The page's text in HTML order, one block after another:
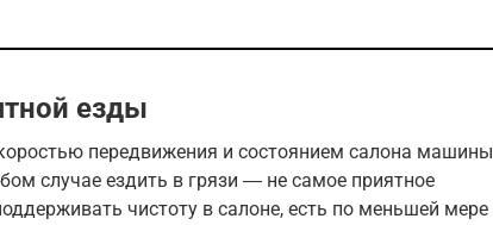
езды
передвижения и состоянием салона машины
случае ездить в грязи ― не самое приятное
чистоту в салоне, есть по меньшей мере